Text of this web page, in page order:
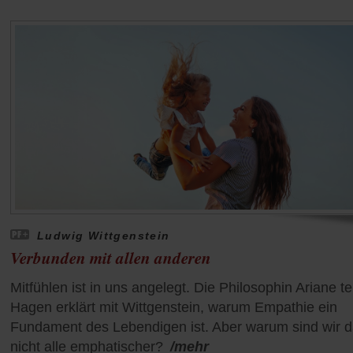
Ludwig Wittgenstein
Verbunden mit allen anderen
Mitfühlen ist in uns angelegt. Die Philosophin Ariane
Hagen erklärt mit Wittgenstein, warum Empathie ein
Fundament des Lebendigen ist. Aber warum sind wir
nicht alle emphatischer? /mehr